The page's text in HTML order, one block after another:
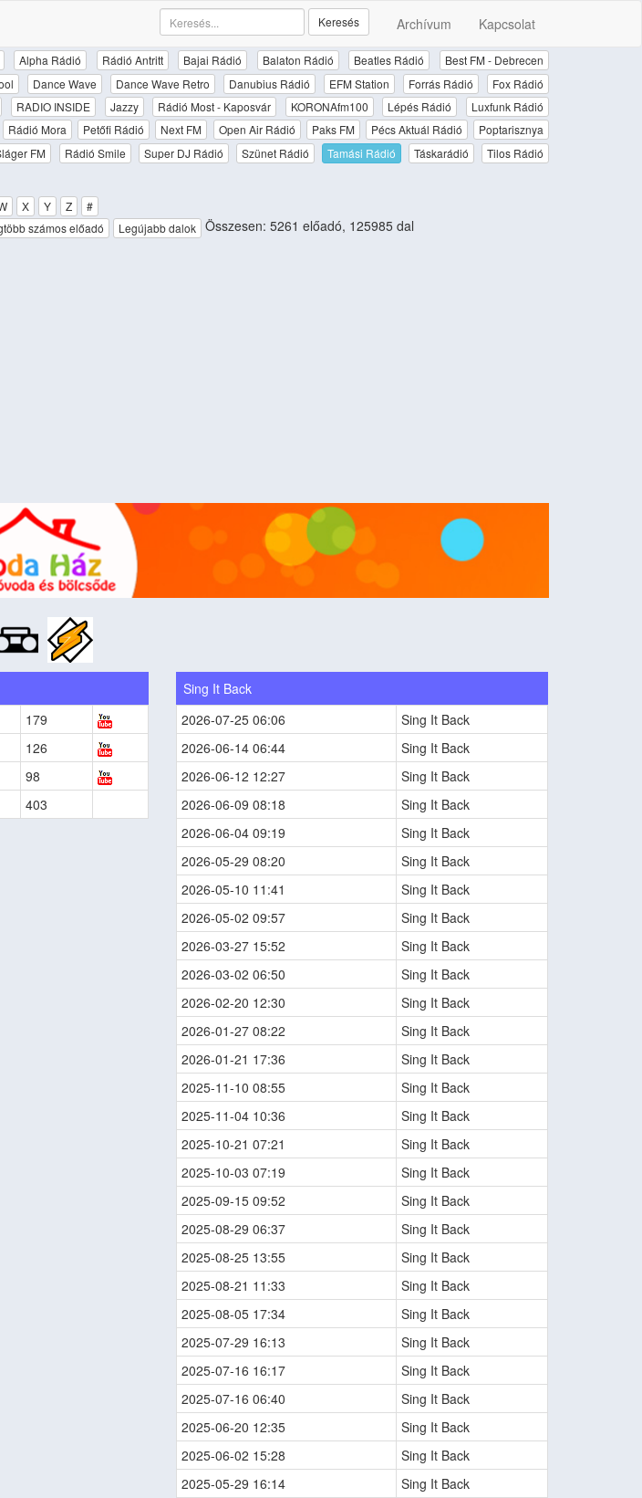
Archívum Kapcsolat
Keresés
Alpha Rádió Rádió Antritt Bajai Rádió Balaton Rádió Beatles Rádió
Best FM - Debrecen
Dance Wave Dance Wave Retro Danubius Rádió EFM Station Forrás Rádió
Fox Rádió
RADIO INSIDE Jazzy Rádió Most - Kaposvár KORONAfm100 Lépés Rádió
Luxfunk Rádió
Rádió Mora Petőfi Rádió Next FM Open Air Rádió Paks FM Pécs Aktuál Rádió
Poptarisznya
FM Rádió Smile Super DJ Rádió Szünet Rádió Tamási Rádió Táskarádió
Tilos Rádió
X Y Z
#
számos előadó Legújabb dalok Összesen: 5261 előadó, 125985 dal
179
126
98
403
Sing It Back
2026-07-25 06:06
Sing It Back
2026-06-14 06:44
Sing It Back
2026-06-12 12:27
Sing It Back
2026-06-09 08:18
Sing It Back
2026-06-04 09:19
Sing It Back
2026-05-29 08:20
Sing It Back
2026-05-10 11:41
Sing It Back
2026-05-02 09:57
Sing It Back
2026-03-27 15:52
Sing It Back
2026-03-02 06:50
Sing It Back
2026-02-20 12:30
Sing It Back
2026-01-27 08:22
Sing It Back
2026-01-21 17:36
Sing It Back
2025-11-10 08:55
Sing It Back
2025-11-04 10:36
Sing It Back
2025-10-21 07:21
Sing It Back
2025-10-03 07:19
Sing It Back
2025-09-15 09:52
Sing It Back
2025-08-29 06:37
Sing It Back
2025-08-25 13:55
Sing It Back
2025-08-21 11:33
Sing It Back
2025-08-05 17:34
Sing It Back
2025-07-29 16:13
Sing It Back
2025-07-16 16:17
Sing It Back
2025-07-16 06:40
Sing It Back
2025-06-20 12:35
Sing It Back
2025-06-02 15:28
Sing It Back
2025-05-29 16:14
Sing It Back